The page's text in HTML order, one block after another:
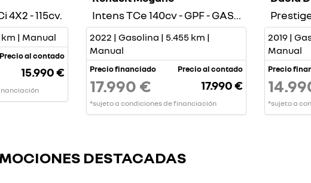
4X2 - 115cv.
km | Manual
Precio al contado
15.990 €
Intens TCe 140cv - GPF - GASOLINA
2022 | Gasolina | 5.455 km |
Manual
Precio financiado
17.990 €
*sujeto a condiciones de financiación
Precio al contado
17.990 €
2019 |
Manual
Precio
*sujeto a
DESTACADAS